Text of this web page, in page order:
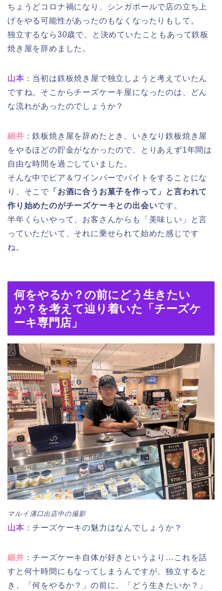
ちょうどコロナ禍になり、シンガポールで店の立ち上
げをやる可能性があったのもなくなったりもして。
独立するなら30歳で、と決めていたこともあって鉄板
焼き屋を辞めました。
山本：当初は鉄板焼き屋で独立しようと考えていたん
ですね。そこからチーズケーキ屋になったのは、どん
な流れがあったのでしょうか？
細井 ：鉄板焼き屋を辞めたとき、いきなり鉄板焼き屋
をやるほどの貯金がなかったので、とりあえず1年間は
自由な時間を過ごしていました。
そんな中でビア＆ワインバーでバイトをすることにな
り、そこで 「お酒に合うお菓子を作って」と言われて
作り始めたのがチーズケーキとの出会いです。
半年くらいやって、お客さんからも「美味しい」と言
っていただいて、それに乗せられて始めた感じです
ね。
何をやるか？の前にどう生きたい
か？を考えて辿り着いた「チーズケ
ーキ専門店」
マルイ溝口出店中の撮影
山本：チーズケーキの魅力はなんでしょうか？
細井 ：チーズケーキ自体が好きというより…これを話
すと何十時間にもなってしまうんですが、独立すると
き、「何をやるか？」の前に、「どう生きたいか？」